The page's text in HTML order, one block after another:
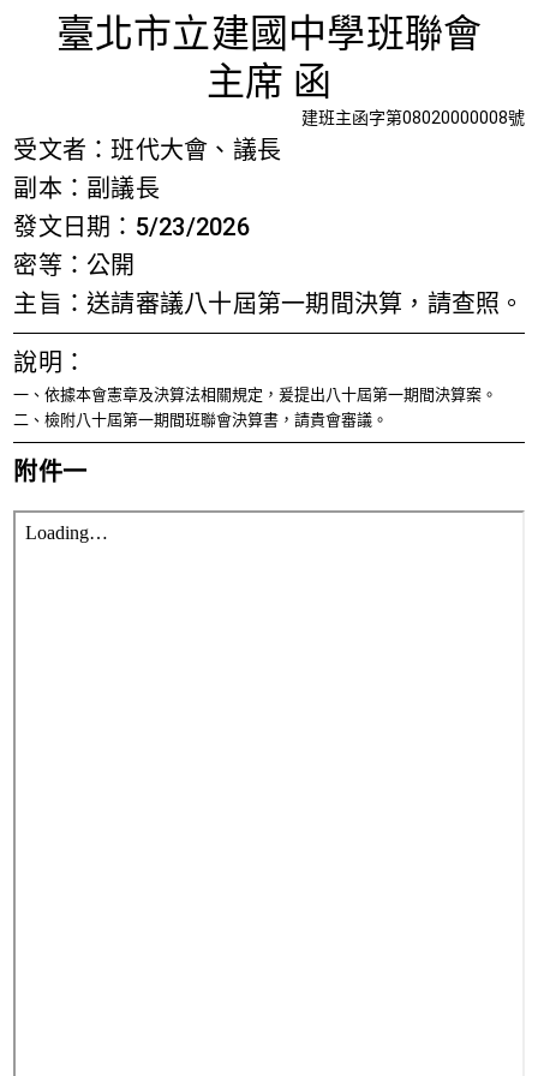
檢視法令 檢視公文 評委文書關於與使用條款
送請審
臺北市立建國中學班聯會
主席 函
建班主函字第08020000008號
受文者：班代大會、議長
副本：副議長
發文日期：5/23/2026
密等：公開
主旨：送請審議八十屆第一期間決算，請查照。
說明：
一、依據本會憲章及決算法相關規定，爰提出八十屆第一期間決算案。
二、檢附八十屆第一期間班聯會決算書，請貴會審議。
附件一